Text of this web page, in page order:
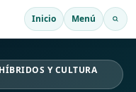
Inicio Menú
Y CULTURA